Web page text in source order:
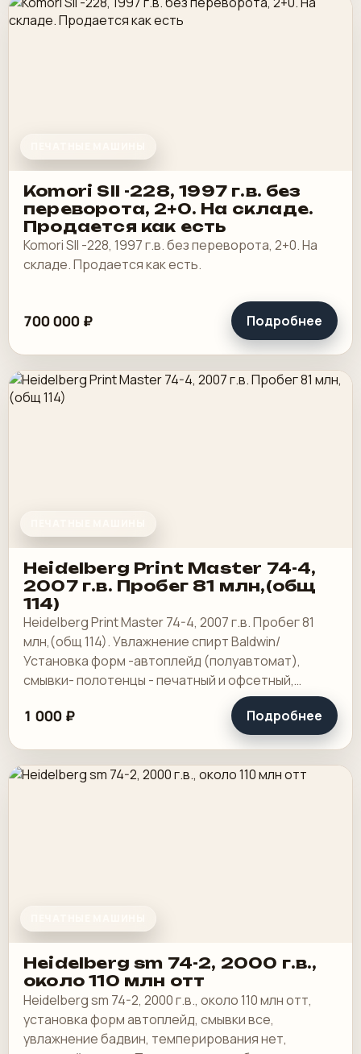
Komori SII -228, 1997 г.в. без
переворота, 2+0. На складе.
Продается как есть
Komori SII -228, 1997 г.в. без переворота, 2+0. На
складе. Продается как есть.
700 000 ₽ Подробнее
Heidelberg Print Master 74-4,
2007 г.в. Пробег 81 млн,(общ
114)
Heidelberg Print Master 74-4, 2007 г.в. Пробег 81
млн,(общ 114). Увлажнение спирт Baldwin/
Установка форм -автоплейд (полуавтомат),
смывки- полотенцы - печатный и офсетный,
выносной пульт ClassicCenter -PM74 - краски и.
1 000 ₽ Подробнее
Heidelberg sm 74-2, 2000 г.в.,
около 110 млн отт
Heidelberg sm 74-2, 2000 г.в., около 110 млн отт,
установка форм автоплейд, смывки все,
увлажнение бадвин, темперирования нет,